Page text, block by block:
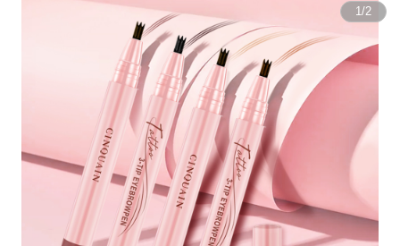
1/2